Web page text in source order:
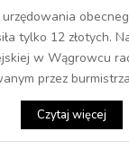
tylko 12 złotych.
w Wągrowcu
przez
Czytaj więcej